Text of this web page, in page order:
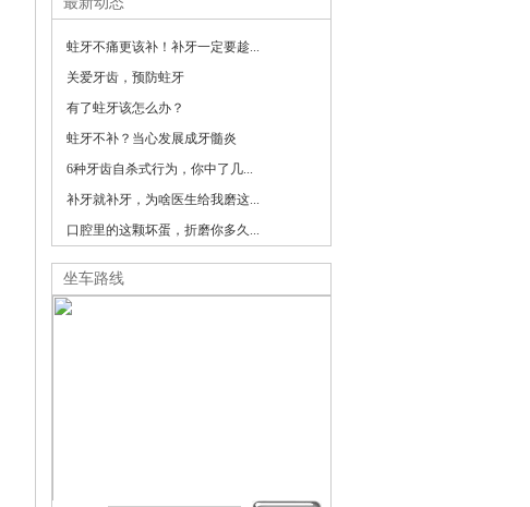
蛀牙不痛更该补！补牙一定要趁...
关爱牙齿，预防蛀牙
有了蛀牙该怎么办？
蛀牙不补？当心发展成牙髓炎
6种牙齿自杀式行为，你中了几...
补牙就补牙，为啥医生给我磨这...
口腔里的这颗坏蛋，折磨你多久...
坐车路线